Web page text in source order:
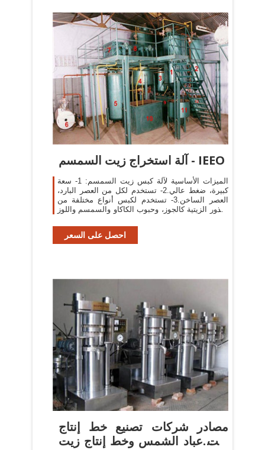
آلة استخراج زيت السمسم - IEEO
الميزات الأساسية لآلة كبس زيت السمسم: 1- سعة
كبيرة، ضغط عالي.2- تستخدم لكل من العصر البارد،
العصر الساخن.3- تستخدم لكبس أنواع مختلفة من
البذور الزيتية كالجوز، وحبوب الكاكاو والسمسم واللوز
احصل على السعر
مصادر شركات تصنيع خط إنتاج
زيت عباد الشمس وخط إنتاج زيت